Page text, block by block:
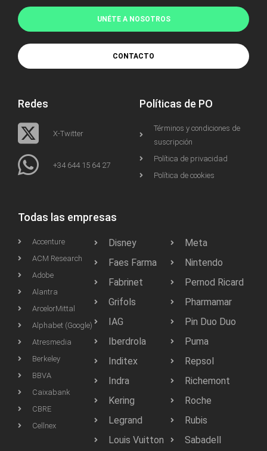
UNÉTE A NOSOTROS
CONTACTO
Redes
X-Twitter
+34 644 15 64 27
Políticas de PO
Términos y condiciones de
suscripción
Política de privacidad
Política de cookies
Todas las empresas
Accenture
ACM Research
Adobe
Alantra
ArcelorMittal
Alphabet (Google)
Atresmedia
Berkeley
BBVA
Caixabank
CBRE
Cellnex
Disney
Faes Farma
Fabrinet
Grifols
IAG
Iberdrola
Inditex
Indra
Kering
Legrand
Louis Vuitton
Meta
Nintendo
Pernod Ricard
Pharmamar
Pin Duo Duo
Puma
Repsol
Richemont
Roche
Rubis
Sabadell